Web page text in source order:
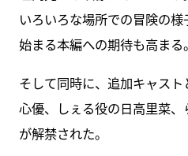
いろいろな場所での冒険の
始まる本編への期待も高まる。
そして同時に、追加キャス
心優、しぇる役の日高里菜
が解禁された。